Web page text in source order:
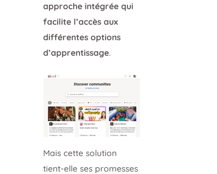
approche intégrée qui
facilite l’accès aux
différentes options
d’apprentissage.
Mais cette solution
tient-elle ses promesses